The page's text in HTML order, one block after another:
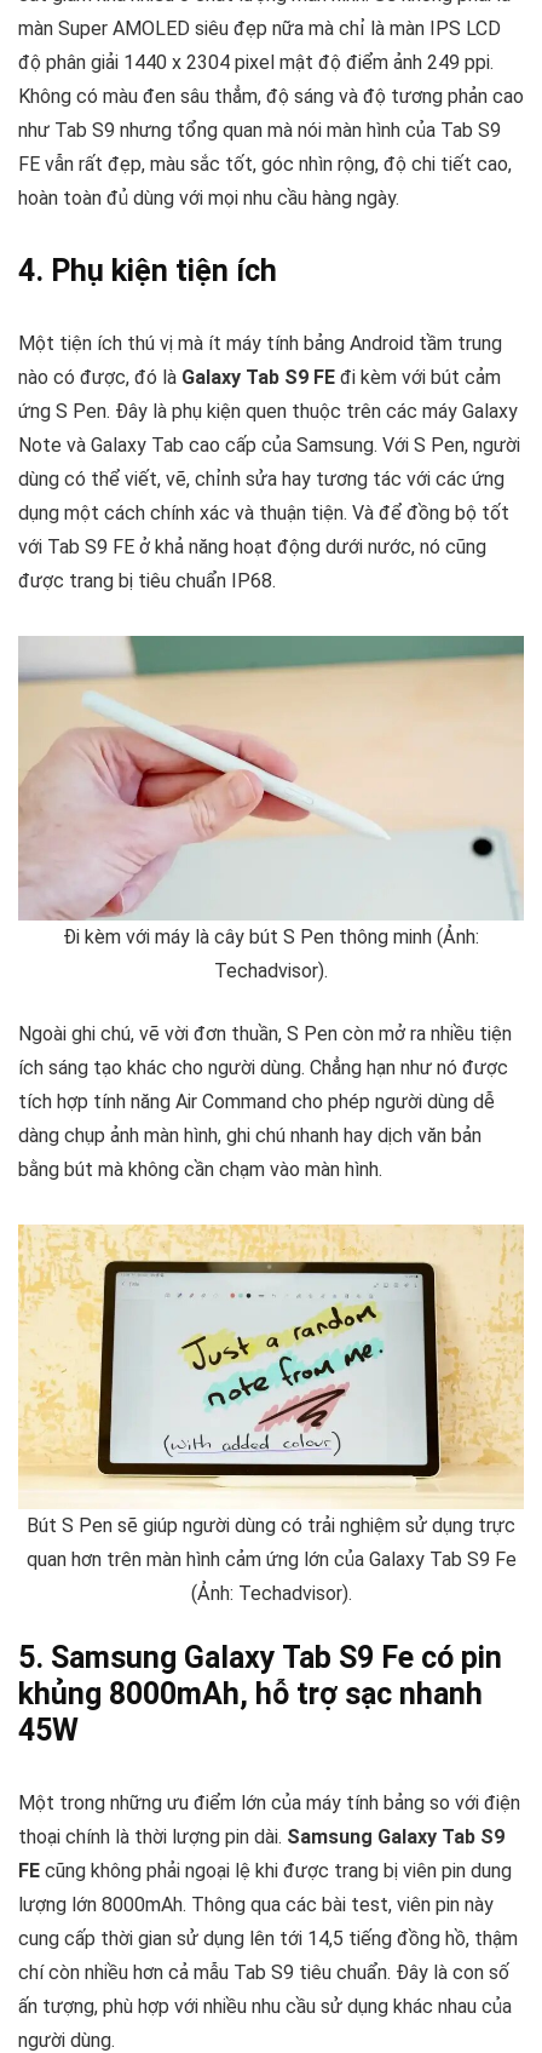
màn Super AMOLED siêu đẹp nữa mà chỉ là màn IPS LCD
độ phân giải 1440 x 2304 pixel mật độ điểm ảnh 249 ppi.
Không có màu đen sâu thẳm, độ sáng và độ tương phản cao
như Tab S9 nhưng tổng quan mà nói màn hình của Tab S9
FE vẫn rất đẹp, màu sắc tốt, góc nhìn rộng, độ chi tiết cao,
hoàn toàn đủ dùng với mọi nhu cầu hàng ngày.
4. Phụ kiện tiện ích
Một tiện ích thú vị mà ít máy tính bảng Android tầm trung
nào có được, đó là Galaxy Tab S9 FE đi kèm với bút cảm
ứng S Pen. Đây là phụ kiện quen thuộc trên các máy Galaxy
Note và Galaxy Tab cao cấp của Samsung. Với S Pen, người
dùng có thể viết, vẽ, chỉnh sửa hay tương tác với các ứng
dụng một cách chính xác và thuận tiện. Và để đồng bộ tốt
với Tab S9 FE ở khả năng hoạt động dưới nước, nó cũng
được trang bị tiêu chuẩn IP68.
Đi kèm với máy là cây bút S Pen thông minh (Ảnh:
Techadvisor).
Ngoài ghi chú, vẽ vời đơn thuần, S Pen còn mở ra nhiều tiện
ích sáng tạo khác cho người dùng. Chẳng hạn như nó được
tích hợp tính năng Air Command cho phép người dùng dễ
dàng chụp ảnh màn hình, ghi chú nhanh hay dịch văn bản
bằng bút mà không cần chạm vào màn hình.
Bút S Pen sẽ giúp người dùng có trải nghiệm sử dụng trực
quan hơn trên màn hình cảm ứng lớn của Galaxy Tab S9 Fe
(Ảnh: Techadvisor).
5. Samsung Galaxy Tab S9 Fe có pin
khủng 8000mAh, hỗ trợ sạc nhanh
45W
Một trong những ưu điểm lớn của máy tính bảng so với điện
thoại chính là thời lượng pin dài. Samsung Galaxy Tab S9
FE cũng không phải ngoại lệ khi được trang bị viên pin dung
lượng lớn 8000mAh. Thông qua các bài test, viên pin này
cung cấp thời gian sử dụng lên tới 14,5 tiếng đồng hồ, thậm
chí còn nhiều hơn cả mẫu Tab S9 tiêu chuẩn. Đây là con số
ấn tượng, phù hợp với nhiều nhu cầu sử dụng khác nhau của
người dùng.